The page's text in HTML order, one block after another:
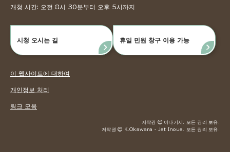
개청 시간: 오전 8시 30분부터 오후 5시까지
시청 오시는 길 휴일 민원 창구 이용 가능
이 웹사이트에 대하여
개인정보 처리
링크 모음
저작권 © 이나기시. 모든 권리 보유.
저작권 © K.Okawara ・ Jet Inoue. 모든 권리 보유.